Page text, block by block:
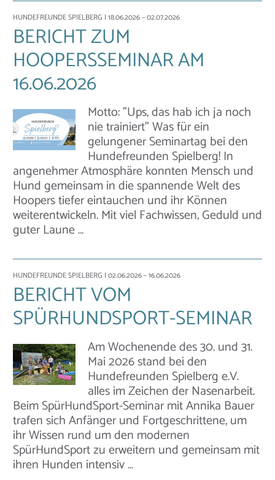
HUNDEFREUNDE SPIELBERG | 18.06.2026 – 02.07.2026
BERICHT ZUM
HOOPERSSEMINAR AM
16.06.2026
Motto: "Ups, das hab ich ja noch
nie trainiert" Was für ein
gelungener Seminartag bei den
Hundefreunden Spielberg! In
angenehmer Atmosphäre konnten Mensch und
Hund gemeinsam in die spannende Welt des
Hoopers tiefer eintauchen und ihr Können
weiterentwickeln. Mit viel Fachwissen, Geduld und
guter Laune …
HUNDEFREUNDE SPIELBERG | 02.06.2026 – 16.06.2026
BERICHT VOM
SPÜRHUNDSPORT-SEMINAR
Am Wochenende des 30. und 31.
Mai 2026 stand bei den
Hundefreunden Spielberg e.V.
alles im Zeichen der Nasenarbeit.
Beim SpürHundSport-Seminar mit Annika Bauer
trafen sich Anfänger und Fortgeschrittene, um
ihr Wissen rund um den modernen
SpürHundSport zu erweitern und gemeinsam mit
ihren Hunden intensiv …